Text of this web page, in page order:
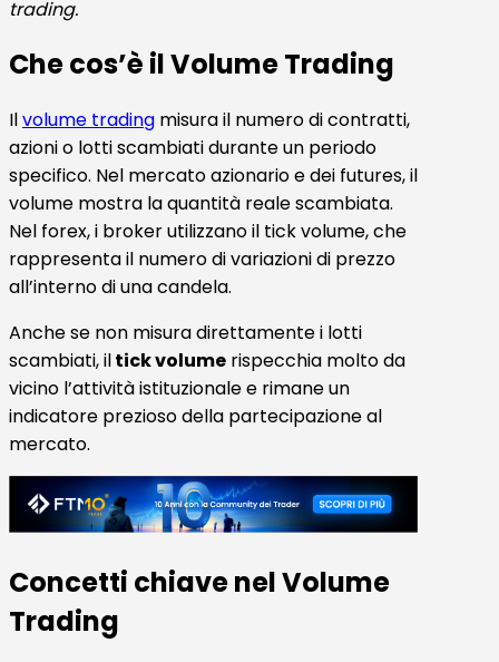
trading.
Che cos’è il Volume Trading
Ilvolume trading misura il numero di contratti,
azioni o lotti scambiati durante un periodo
specifico. Nel mercato azionario e dei futures, il
volume mostra la quantità reale scambiata.
Nel forex, i broker utilizzano il tick volume, che
rappresenta il numero di variazioni di prezzo
all’interno di una candela.
Anche se non misura direttamente i lotti
scambiati, iltick volume rispecchia molto da
vicino l’attività istituzionale e rimane un
indicatore prezioso della partecipazione al
mercato.
Concetti chiave nel Volume
Trading